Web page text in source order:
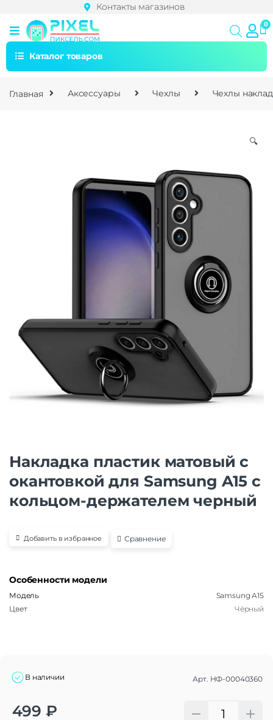
Контакты магазинов
Каталог товаров
Главная Аксессуары Чехлы Чехлы
🔍
Накладка пластик матовый с
окантовкой для Samsung A15 с
кольцом-держателем черный
Добавить в избранное Сравнение
Особенности модели
Модель
Samsung A15
Цвет
Чёрный
В наличии Арт. НФ-00040360
499 ₽
Alternative: